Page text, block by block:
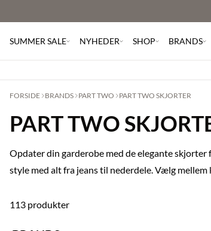
SUMMER SALE NYHEDER SHOP BRANDS
FORSIDE BRANDS PART TWO PART TWO SKJORTER
PART TWO
Opdater din garderobe med de elegante skjorter
style med alt fra jeans til nederdele. Vælg
113 produkter